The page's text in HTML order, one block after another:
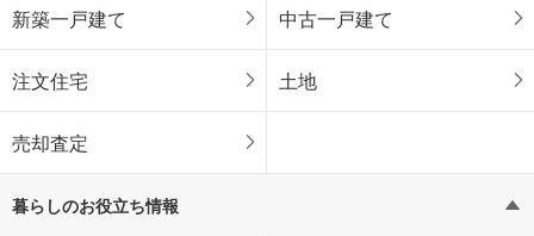
新築一戸建て 中古一戸建て
注文住宅 土地
売却査定
暮らしのお役立ち情報